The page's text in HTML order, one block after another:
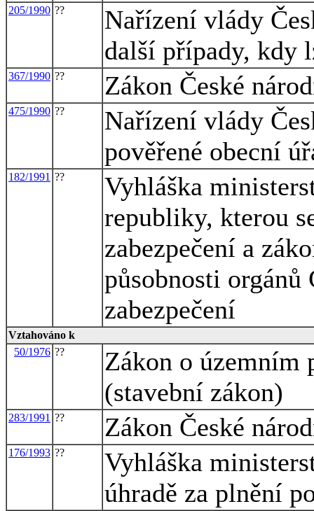
205/1990 ??
Nařízení vlády
další případy, kdy
367/1990 ?? Zákon České
475/1990 ??
Nařízení vlády
pověřené obecní
182/1991 ??
Vyhláška
republiky, kterou
zabezpečení a
působnosti
zabezpečení
Vztahováno k
50/1976 ??
Zákon o územním
(stavební zákon)
283/1991 ?? Zákon České
176/1993 ??
Vyhláška
úhradě za plnění